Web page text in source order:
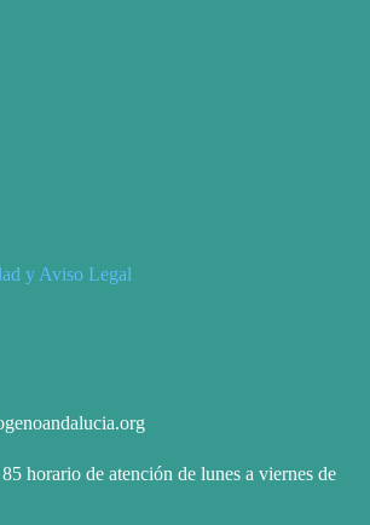
y Aviso Legal
horario de atención de lunes a viernes de